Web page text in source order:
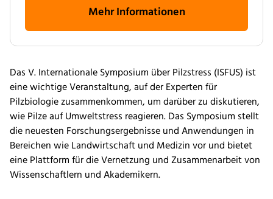
Mehr Informationen
Das V. Internationale Symposium über Pilzstress (ISFUS) ist
eine wichtige Veranstaltung, auf der Experten für
Pilzbiologie zusammenkommen, um darüber zu diskutieren,
wie Pilze auf Umweltstress reagieren. Das Symposium stellt
die neuesten Forschungsergebnisse und Anwendungen in
Bereichen wie Landwirtschaft und Medizin vor und bietet
eine Plattform für die Vernetzung und Zusammenarbeit von
Wissenschaftlern und Akademikern.